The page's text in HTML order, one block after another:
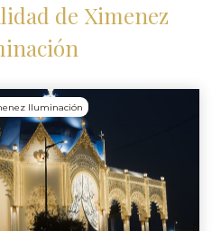
de Ximenez
Iluminación